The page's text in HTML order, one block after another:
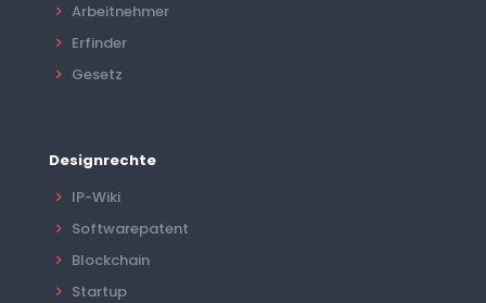
Arbeitnehmer
Erfinder
Gesetz
Designrechte
IP-Wiki
Softwarepatent
Blockchain
Startup